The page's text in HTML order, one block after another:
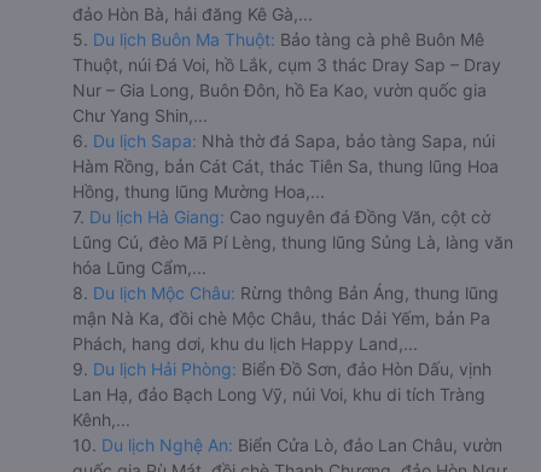
đảo Hòn Bà, hải đăng Kê Gà,...
5. Du lịch Buôn Ma Thuột: Bảo tàng cà phê Buôn Mê
Thuột, núi Đá Voi, hồ Lắk, cụm 3 thác Dray Sap – Dray
Nur – Gia Long, Buôn Đôn, hồ Ea Kao, vườn quốc gia
Chư Yang Shin,...
6. Du lịch Sapa: Nhà thờ đá Sapa, bảo tàng Sapa, núi
Hàm Rồng, bản Cát Cát, thác Tiên Sa, thung lũng Hoa
Hồng, thung lũng Mường Hoa,...
7. Du lịch Hà Giang: Cao nguyên đá Đồng Văn, cột cờ
Lũng Cú, đèo Mã Pí Lèng, thung lũng Sủng Là, làng văn
hóa Lũng Cẩm,...
8. Du lịch Mộc Châu: Rừng thông Bản Áng, thung lũng
mận Nà Ka, đồi chè Mộc Châu, thác Dải Yếm, bản Pa
Phách, hang dơi, khu du lịch Happy Land,...
9. Du lịch Hải Phòng: Biển Đồ Sơn, đảo Hòn Dấu, vịnh
Lan Hạ, đảo Bạch Long Vỹ, núi Voi, khu di tích Tràng
Kênh,...
10. Du lịch Nghệ An: Biển Cửa Lò, đảo Lan Châu, vườn